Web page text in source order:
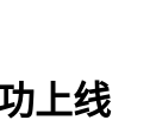
上线